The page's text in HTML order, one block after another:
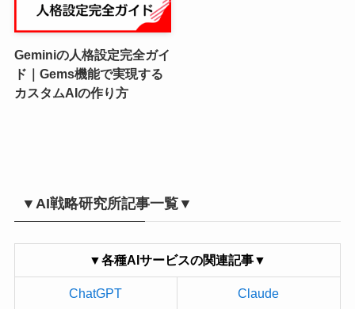
Geminiの人格設定完全ガイ
ド｜Gems機能で実現する
カスタムAIの作り方
▼AI戦略研究所記事一覧▼
▼各種AIサービスの関連記事▼
ChatGPT Claude